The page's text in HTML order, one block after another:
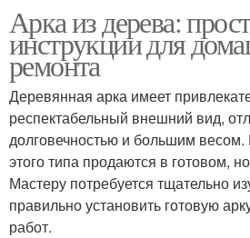
Арка из дерева:
инструкции для
ремонта
Деревянная арка имеет
респектабельный внешний вид,
долговечностью и большим весом.
этого типа продаются в готовом,
Мастеру потребуется тщательно
правильно установить готовую
работ.